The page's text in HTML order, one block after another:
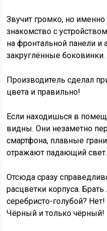
Звучит громко, но
знакомство с
на фронтальной панели и
закруглённые боковинки.
Производитель сделал
цвета и правильно!
Если находишься в
видны. Они незаметно
смартфона, плавные
отражают падающий
Отсюда сразу
расцветки корпуса.
серебристо-голубой?
Чёрный и только чёрный!